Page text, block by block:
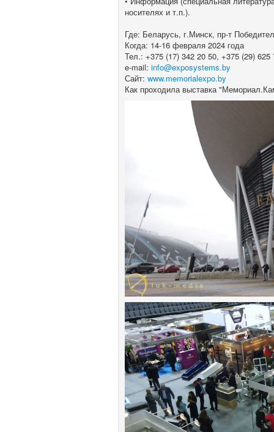
носителях и т.п.).
Где: Беларусь, г.Минск, пр-т
Когда: 14-16 февраля 2024 года
Тел.: +375 (17) 342 20 50, +375 (29) 625
e-mail:info@exposystems.by
Сайт:www.memorialexpo.by
Как проходила выставка